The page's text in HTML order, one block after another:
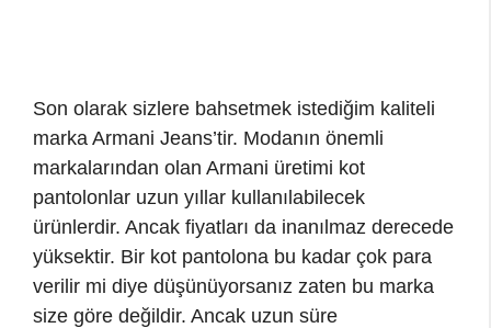
Son olarak sizlere bahsetmek istediğim kaliteli
marka Armani Jeans’tir. Modanın önemli
markalarından olan Armani üretimi kot
pantolonlar uzun yıllar kullanılabilecek
ürünlerdir. Ancak fiyatları da inanılmaz derecede
yüksektir. Bir kot pantolona bu kadar çok para
verilir mi diye düşünüyorsanız zaten bu marka
size göre değildir. Ancak uzun süre